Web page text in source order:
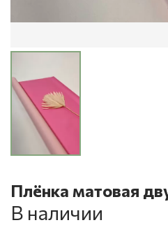
Плёнка матовая
В наличии